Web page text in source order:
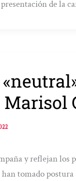
de la
Marisol
y reflejan
tomado postura